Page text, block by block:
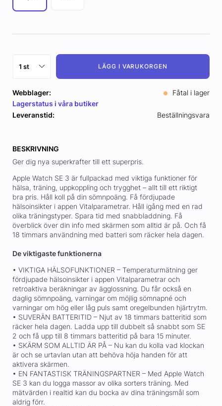
LÄGG I VARUKORGEN
Webblager:
Fåtal i lager
Lagerstatus i våra butiker
Leveranstid:
Beställningsvara
BESKRIVNING
Ger dig nya superkrafter till ett superpris.
Apple Watch SE 3 är fullpackad med viktiga funktioner för
hälsa, träning, uppkoppling och trygghet – allt till ett riktigt
bra pris. Håll koll på din sömnpoäng. Få fördjupade
hälsoinsikter i appen Vitalparametrar. Håll igång med en rad
olika träningstyper. Spara tid med snabbladdning. Få
överblick över din info med skärmen som alltid är på. Och få
18 timmars användning med batteri som räcker hela dagen.
De viktigaste funktionerna
• VIKTIGA HÄLSOFUNKTIONER – Temperaturmätning ger
fördjupade hälsoinsikter i appen Vitalparametrar och
retroaktiva beräkningar av ägglossning. Du får också en
daglig sömnpoäng, varningar om möjlig sömnapné och
varningar om hög eller låg puls samt oregelbunden hjärtrytm.
• SUVERÄN BATTERITID – Njut av 18 timmars batteritid som
räcker hela dagen. Ladda upp till dubbelt så snabbt som SE
2 och få upp till 8 timmars batteritid på bara 15 minuter.
• SKÄRM SOM ALLTID ÄR PÅ – Nu kan du kolla vad klockan
är och se urtavlan utan att behöva höja handen för att
aktivera skärmen.
• EN FANTASTISK TRÄNINGSPARTNER – Med Apple Watch
SE 3 kan du logga massor av olika sorters träning. Med
mätvärden i realtid kan du bocka av dina träningsmål som
aldrig förr.